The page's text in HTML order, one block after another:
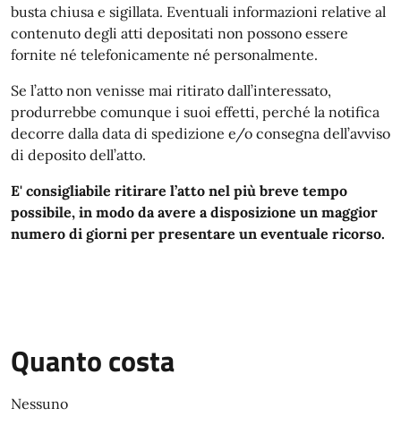
busta chiusa e sigillata. Eventuali informazioni relative al
contenuto degli atti depositati non possono essere
fornite né telefonicamente né personalmente.
Se l’atto non venisse mai ritirato dall’interessato,
produrrebbe comunque i suoi effetti, perché la notifica
decorre dalla data di spedizione e/o consegna dell’avviso
di deposito dell’atto.
E' consigliabile ritirare l’atto nel più breve tempo
possibile, in modo da avere a disposizione un maggior
numero di giorni per presentare un eventuale ricorso.
Quanto costa
Nessuno